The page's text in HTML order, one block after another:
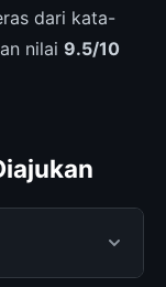
dari kata-
nilai 9.5/10